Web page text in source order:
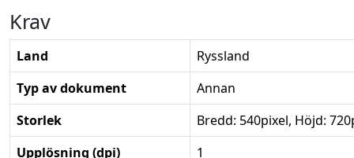
Krav
Land
Ryssland
Typ av dokument
Annan
Storlek
Bredd: 540pixel, Höjd:
Upplösning (dpi)
1